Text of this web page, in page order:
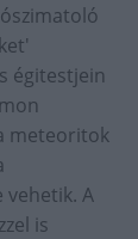
égitestjein
meteoritok
A
is